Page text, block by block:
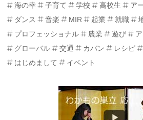
海の幸
子育て 学校 高校生 ア
ダンス
音楽 MIR 起業 就職
プロフェッショナル
農業 遊び
グローバル
交通 カバン レシピ
はじめまして
イベント